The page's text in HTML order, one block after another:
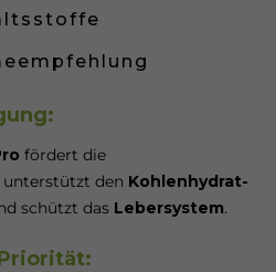
fördert die
unterstützt den Kohlenhydrat-
schützt das Lebersystem.